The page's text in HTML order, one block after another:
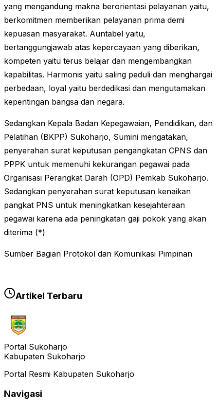
yang mengandung makna berorientasi pelayanan yaitu,
berkomitmen memberikan pelayanan prima demi
kepuasan masyarakat. Auntabel yaitu,
bertanggungjawab atas kepercayaan yang diberikan,
kompeten yaitu terus belajar dan mengembangkan
kapabilitas. Harmonis yaitu saling peduli dan menghargai
perbedaan, loyal yaitu berdedikasi dan mengutamakan
kepentingan bangsa dan negara.
Sedangkan Kepala Badan Kepegawaian, Pendidikan, dan
Pelatihan (BKPP) Sukoharjo, Sumini mengatakan,
penyerahan surat keputusan pengangkatan CPNS dan
PPPK untuk memenuhi kekurangan pegawai pada
Organisasi Perangkat Darah (OPD) Pemkab Sukoharjo.
Sedangkan penyerahan surat keputusan kenaikan
pangkat PNS untuk meningkatkan kesejahteraan
pegawai karena ada peningkatan gaji pokok yang akan
diterima (*)
Sumber Bagian Protokol dan Komunikasi Pimpinan
Artikel Terbaru
Portal Sukoharjo
Kabupaten Sukoharjo
Portal Resmi Kabupaten Sukoharjo
Navigasi